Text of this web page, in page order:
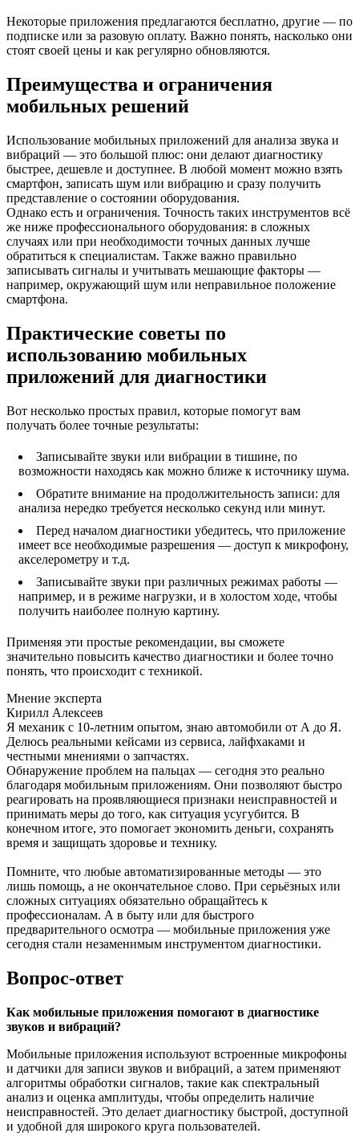
Некоторые приложения предлагаются бесплатно, другие — по
подписке или за разовую оплату. Важно понять, насколько они
стоят своей цены и как регулярно обновляются.
Преимущества и ограничения
мобильных решений
Использование мобильных приложений для анализа звука и
вибраций — это большой плюс: они делают диагностику
быстрее, дешевле и доступнее. В любой момент можно взять
смартфон, записать шум или вибрацию и сразу получить
представление о состоянии оборудования.
Однако есть и ограничения. Точность таких инструментов всё
же ниже профессионального оборудования: в сложных
случаях или при необходимости точных данных лучше
обратиться к специалистам. Также важно правильно
записывать сигналы и учитывать мешающие факторы —
например, окружающий шум или неправильное положение
смартфона.
Практические советы по
использованию мобильных
приложений для диагностики
Вот несколько простых правил, которые помогут вам
получать более точные результаты:
Записывайте звуки или вибрации в тишине, по
возможности находясь как можно ближе к источнику шума.
Обратите внимание на продолжительность записи: для
анализа нередко требуется несколько секунд или минут.
Перед началом диагностики убедитесь, что приложение
имеет все необходимые разрешения — доступ к микрофону,
акселерометру и т.д.
Записывайте звуки при различных режимах работы —
например, и в режиме нагрузки, и в холостом ходе, чтобы
получить наиболее полную картину.
Применяя эти простые рекомендации, вы сможете
значительно повысить качество диагностики и более точно
понять, что происходит с техникой.
Мнение эксперта
Кирилл Алексеев
Я механик с 10-летним опытом, знаю автомобили от А до Я.
Делюсь реальными кейсами из сервиса, лайфхаками и
честными мнениями о запчастях.
Обнаружение проблем на пальцах — сегодня это реально
благодаря мобильным приложениям. Они позволяют быстро
реагировать на проявляющиеся признаки неисправностей и
принимать меры до того, как ситуация усугубится. В
конечном итоге, это помогает экономить деньги, сохранять
время и защищать здоровье и технику.
Помните, что любые автоматизированные методы — это
лишь помощь, а не окончательное слово. При серьёзных или
сложных ситуациях обязательно обращайтесь к
профессионалам. А в быту или для быстрого
предварительного осмотра — мобильные приложения уже
сегодня стали незаменимым инструментом диагностики.
Вопрос-ответ
Как мобильные приложения помогают в диагностике
звуков и вибраций?
Мобильные приложения используют встроенные микрофоны
и датчики для записи звуков и вибраций, а затем применяют
алгоритмы обработки сигналов, такие как спектральный
анализ и оценка амплитуды, чтобы определить наличие
неисправностей. Это делает диагностику быстрой, доступной
и удобной для широкого круга пользователей.